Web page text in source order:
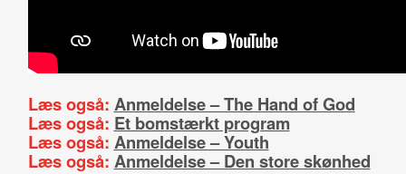
Læs også: Anmeldelse – The Hand of God
Læs også: Et bomstærkt program
Læs også: Anmeldelse – Youth
Læs også: Anmeldelse – Den store skønhed